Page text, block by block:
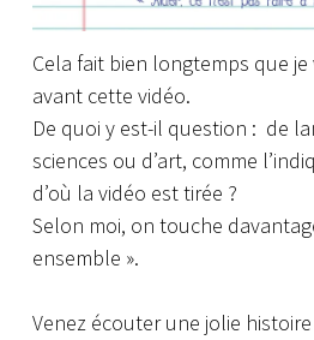
Cela fait bien longtemps que
avant cette vidéo.
De quoi y est-il question : de
sciences ou d’art, comme
d’où la vidéo est tirée ?
Selon moi, on touche
ensemble ».
Venez écouter une jolie